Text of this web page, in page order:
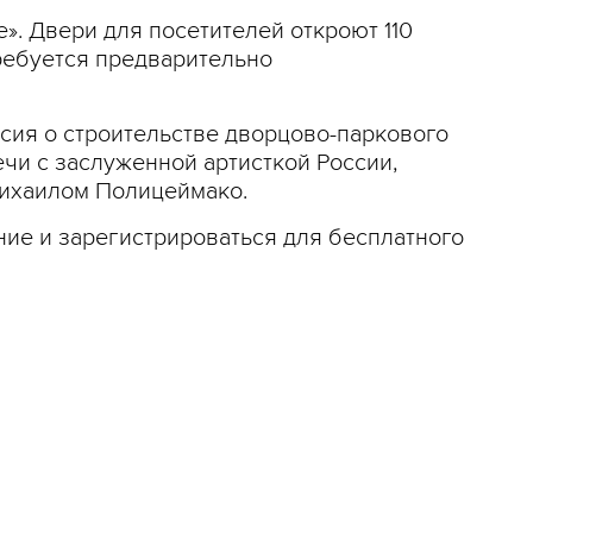
Двери для посетителей откроют 110
предварительно
о строительстве дворцово-паркового
с заслуженной артисткой России,
Полицеймако.
и зарегистрироваться для бесплатного